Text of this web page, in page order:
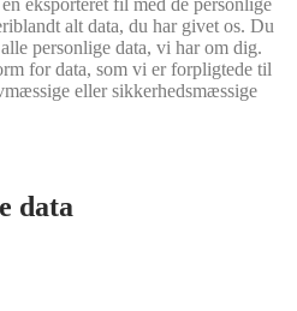
eksporteret fil med de personlige
alt data, du har givet os. Du
personlige data, vi har om dig.
for data, som vi er forpligtede til
eller sikkerhedsmæssige
data